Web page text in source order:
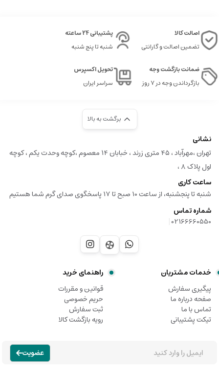
اصالت کالا
تضمین اصالت و گارانتی
پشتیبانی 24 ساعته
شنبه تا پنج شنبه
ضمانت بازگشت وجه
بازگرداندن وجه در ۷ روز
تحویل اکسپرس
سراسر ایران
برگشت به بالا
نشانی
تهران ،مهرآباد ، ۴۵ متری زرند ، خبابان ۱۴ معصوم ،کوچه وحدت یکم ، کوچه
اول پلاک ۸ ،
ساعت کاری
شنبه تا پنجشنبه، از ساعت 10 صبح تا 17 پاسخگوی صدای گرم شما هستیم
شماره تماس
02166660550
|
خدمات مشتریان
پیگیری سفارش
صفحه درباره ما
تماس با ما
تیکت پشتیبانی
راهنمای خرید
قوانین و مقررات
حریم خصوصی
ثبت سفارش
رویه بازگشت کالا
عضویت